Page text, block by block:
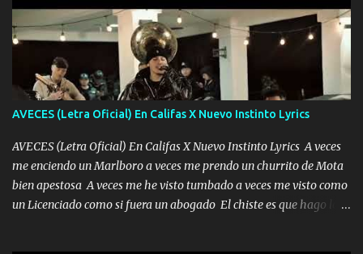
solo yo tendre el candado 🔒 del amor ❤️ Música Mil y un besos
para dar ya estando en tu ciudad no habrá quien lo detenga si las
copas van de más vayamos a un lugar y cerremos las puertas
Entre alcohol y besos se va incrementado el Fuego en esa
habitación ya no mires más el reloj Única por donde vas me curas
tú mi mal moviendo tu silueta no hay otra que te sea igual te ves
tan especial por eso es que me tientas Aquí estoy no dejaré que se
te acerque nadie porque solo yo tendre el candado 🔒 del a...
AVECES (Letra Oficial) En Califas X Nuevo Instinto Lyrics
AVECES (Letra Oficial) En Califas X Nuevo Instinto Lyrics A veces
me enciendo un Marlboro a veces me prendo un churrito de Mota
bien apestosa A veces me he visto tumbado a veces me visto como
un Licenciado como si fuera un abogado El chiste es que hago lo